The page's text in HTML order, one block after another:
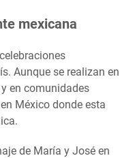
mexicana
Aunque se realizan en
en comunidades
México donde esta
de María y José en